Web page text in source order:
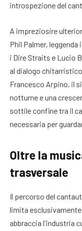
introspezione del
A impreziosire
Phil Palmer,
i Dire Straits e Lucio
al dialogo
Francesco Arpino, il
notturne e una
sottile confine tra il
necessaria per
Oltre la
trasversale
Il percorso del
limita
abbraccia l'industria